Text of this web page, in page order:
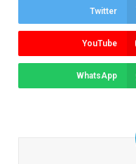
Twitter
YouTube
WhatsApp